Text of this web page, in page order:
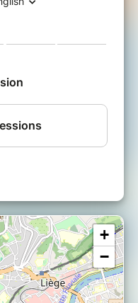
+
−